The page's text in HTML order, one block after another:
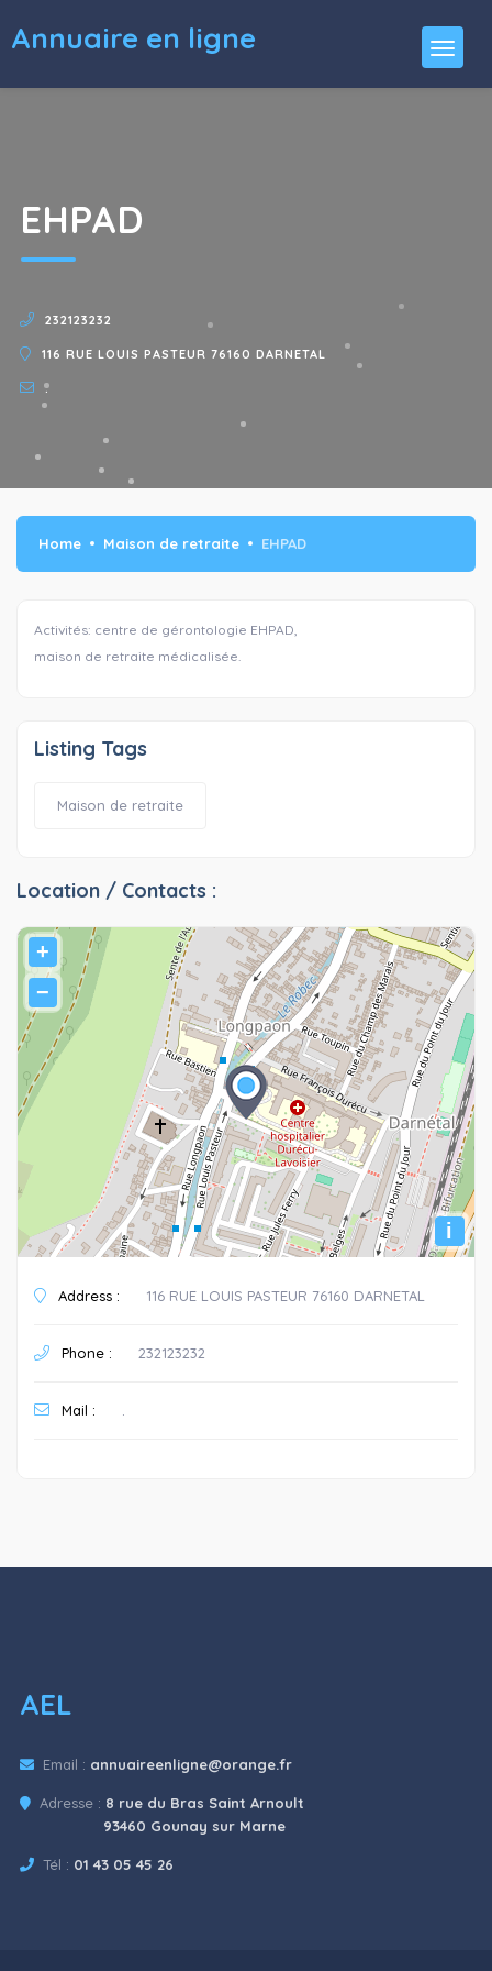
Annuaire en ligne
EHPAD
232123232
116 RUE LOUIS PASTEUR 76160 DARNETAL
.
Home Maison de retraite EHPAD
Activités: centre de gérontologie EHPAD,
maison de retraite médicalisée.
Listing Tags
Maison de retraite
Location / Contacts :
+
−
i
Address : 116 RUE LOUIS PASTEUR 76160 DARNETAL
Phone : 232123232
Mail :
AEL
Email : annuaireenligne@orange.fr
Adresse : 8 rue du Bras Saint Arnoult
93460 Gounay sur Marne
Tél : 01 43 05 45 26